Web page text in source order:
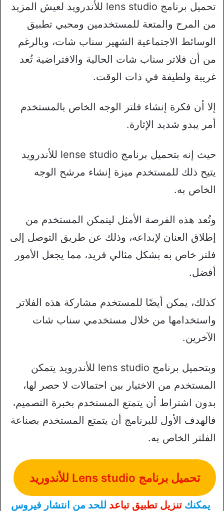
تحميل برنامج lens studio للأندرويد لعيش المزيد
من المرح والمتعة للمستخدمين ومحبي تطبيق
الوسائط الاجتماعية الشهير سناب شات، وبالرغم
من أن فلاتر سناب شات الحالية والافتراضية تُعد
غريبة ولطيفة في ذات الوقت.
إلا أن فكرة إنشاء فلتر الوجه الخاص بالمستخدم
أمر يبدو شديد الإثارة.
حيث إنه بتحميل برنامج lense studio للأندرويد
يتيح ذلك للمستخدم ميزة إنشاء مرشح الوجه
الخاص به.
وتُعد هذه الفرصة الأمثل ليتمكن المستخدم من
إطلاق العنان لإبداعه، وذلك عن طريق التوصل إلى
فلتر خاص به بشكل مثالي فريد، مما يجعل الأمور
أفضل.
كذلك، يمكن أيضًا للمستخدم مشاركة هذه الفلاتر
واستخدامها من خلال مستخدمي سناب شات
الآخرين.
وبتحميل برنامج lens studio للأندرويد يتمكن
المستخدم من الاختيار بين احتمالات لا حصر لها،
بدون اشتراط أن يتمتع المستخدم بخبرة التصميم،
فالهدف الأول للبرنامج أن يتمتع المستخدم بصناعة
الفلتر الخاص به.
تحميل برنامج Lens studio للأندوريد
يمكنك تنزيل تطبيق تباعد للحد من انتشار فيروس